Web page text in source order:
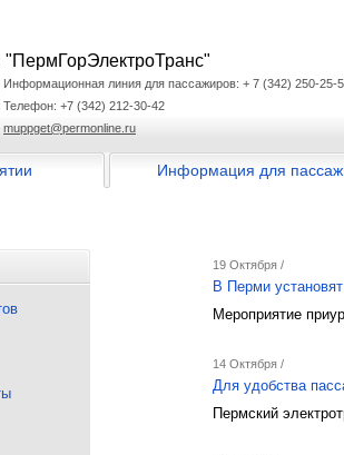
Информационная линия для пассажиров: + 7 (342) 250-25-
Телефон: +7 (342) 212-30-42
muppget@permonline.ru
Информация для
19 Октября /
В Перми
Мероприятие
14 Октября /
Для удобства
Пермский